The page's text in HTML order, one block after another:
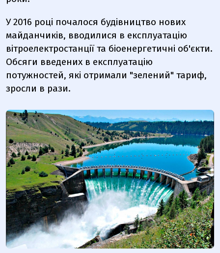
У 2016 році почалося будівництво нових
майданчиків, вводилися в експлуатацію
вітроелектростанції та біоенергетичні об'єкти.
Обсяги введених в експлуатацію
потужностей, які отримали "зелений" тариф,
зросли в рази.